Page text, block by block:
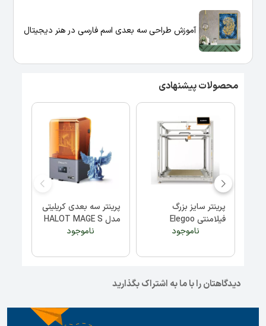
آموزش طراحی سه بعدی اسم فارسی در هنر دیجیتال
محصولات پیشنهادی
پرینتر سه‌بعدی فلز
رومیزی SLM DeskFab
X1 FASTFORM
ناموجود
پرینتر سه‌بعدی
فیلامنتی رومیزی
Bambu Lab H2D
ناموجود
دیدگاهتان را با ما به اشتراک بگذارید